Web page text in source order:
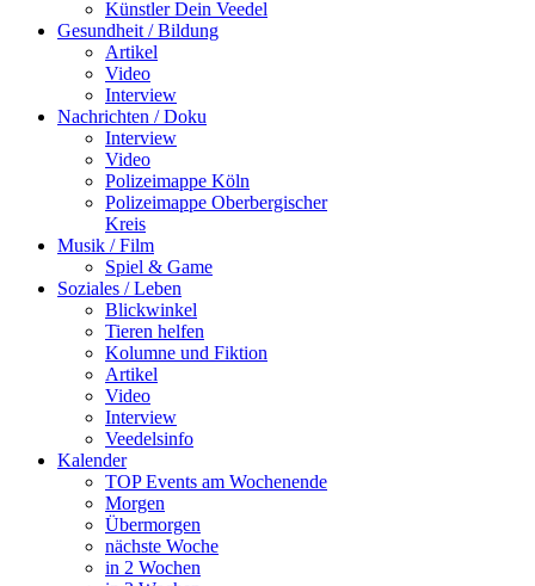
Künstler Dein Veedel
Gesundheit / Bildung
Artikel
Video
Interview
Nachrichten / Doku
Interview
Video
Polizeimappe Köln
Polizeimappe Oberbergischer
Kreis
Musik / Film
Spiel & Game
Soziales / Leben
Blickwinkel
Tieren helfen
Kolumne und Fiktion
Artikel
Video
Interview
Veedelsinfo
Kalender
TOP Events am Wochenende
Morgen
Übermorgen
nächste Woche
in 2 Wochen